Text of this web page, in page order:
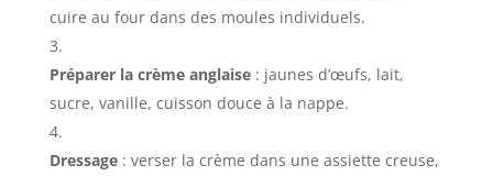
cuire au four dans des moules individuels.
Préparer la crème anglaise: jaunes d’œufs, lait,
sucre, vanille, cuisson douce à la nappe.
Dressage: verser la crème dans une assiette creuse,